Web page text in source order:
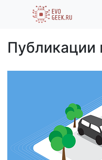
Публикации